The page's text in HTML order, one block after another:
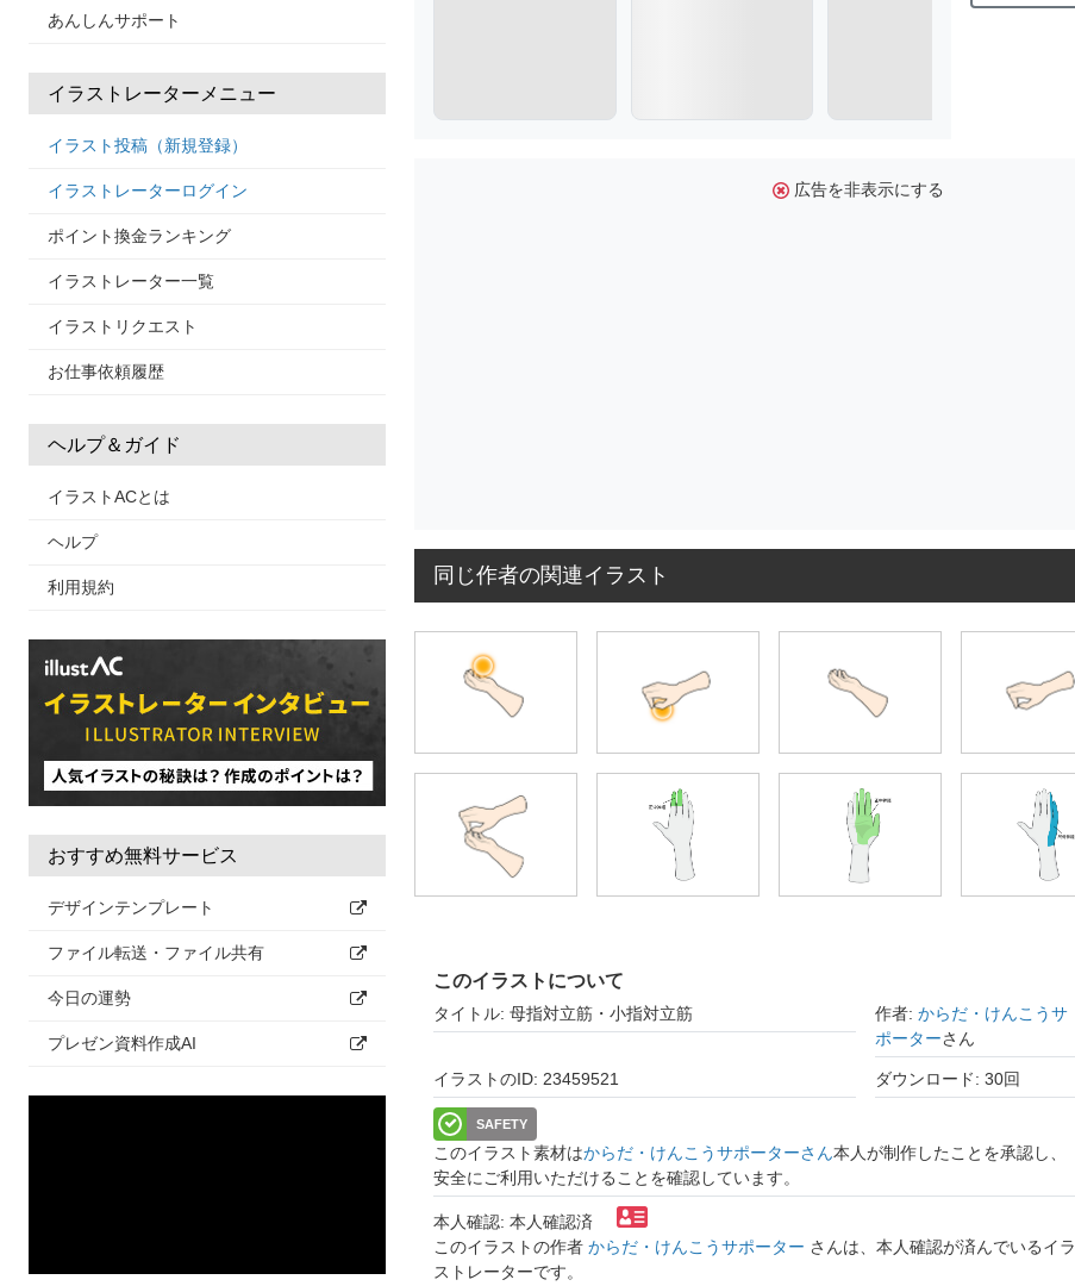
あんしんサポート
イラストレーターメニュー
イラスト投稿（新規登録）
イラストレーターログイン
ポイント換金ランキング
イラストレーター一覧
イラストリクエスト
お仕事依頼履歴
ヘルプ＆ガイド
イラストACとは
ヘルプ
利用規約
おすすめ無料サービス
デザインテンプレート
ファイル転送・ファイル共有
今日の運勢
プレゼン資料作成AI
広告を非表示にする
同じ作者の関連イラスト
このイラストについて
タイトル: 母指対立筋・小指対立筋 作者: からだ・けんこうサ
ポーターさん
イラストのID: 23459521 ダウンロード: 30回
SAFETY
このイラスト素材はからだ・けんこうサポーターさん本人が制作したことを承認し、
安全にご利用いただけることを確認しています。
本人確認: 本人確認済
このイラストの作者 からだ・けんこうサポーター さんは、本人確認が済んでいるイラ
ストレーターです。